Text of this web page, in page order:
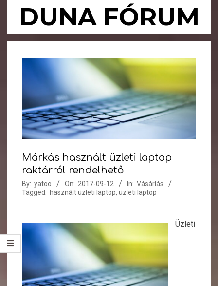
DUNA FÓRUM
Primary
Márkás használt üzleti laptop
raktárról rendelhető
By: yatoo On: 2017-09-12 In: Vásárlás
Tagged: használt üzleti laptop, üzleti laptop
Üzleti